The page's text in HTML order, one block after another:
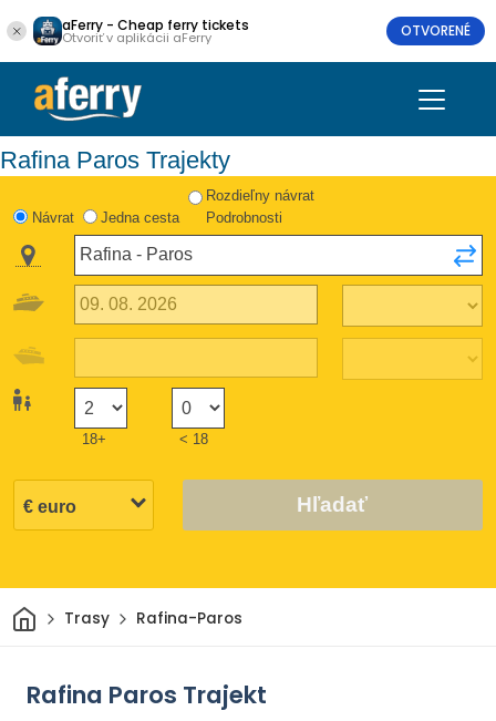
aFerry - Cheap ferry tickets
Otvoriť v aplikácii aFerry OTVORENÉ
Rafina Paros Trajekty
Návrat Jedna cesta
Rozdieľny návrat
Podrobnosti
18+ < 18
Hľadať
Domov
Trasy Rafina-Paros
Rafina Paros Trajekt